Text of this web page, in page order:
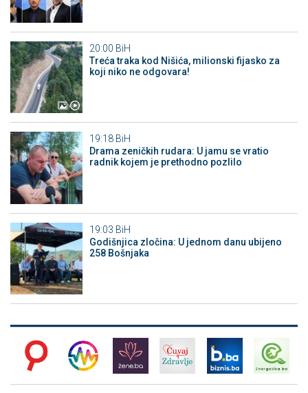
20:00 BiH
Treća traka kod Nišića, milionski fijasko za
koji niko ne odgovara!
19:18 BiH
Drama zeničkih rudara: U jamu se vratio
radnik kojem je prethodno pozlilo
19:03 BiH
Godišnjica zločina: U jednom danu ubijeno
258 Bošnjaka